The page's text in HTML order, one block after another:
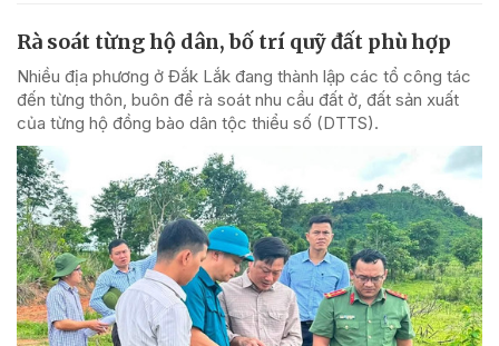
Rà soát từng hộ dân, bố trí quỹ đất phù hợp
Nhiều địa phương ở Đắk Lắk đang thành lập các tổ công tác
đến từng thôn, buôn để rà soát nhu cầu đất ở, đất sản xuất
của từng hộ đồng bào dân tộc thiểu số (DTTS).